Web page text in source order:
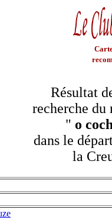
Résultat
recherche du
" o
dans le
la